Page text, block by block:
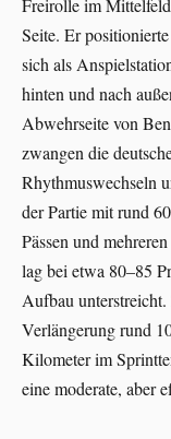
Freirolle im
Seite. Er
sich als
hinten und nach
Abwehrseite von
zwangen die
Rhythmuswechseln
der Partie mit rund
Pässen und
lag bei etwa 80–85
Aufbau
Verlängerung rund
Kilometer im
eine moderate, aber